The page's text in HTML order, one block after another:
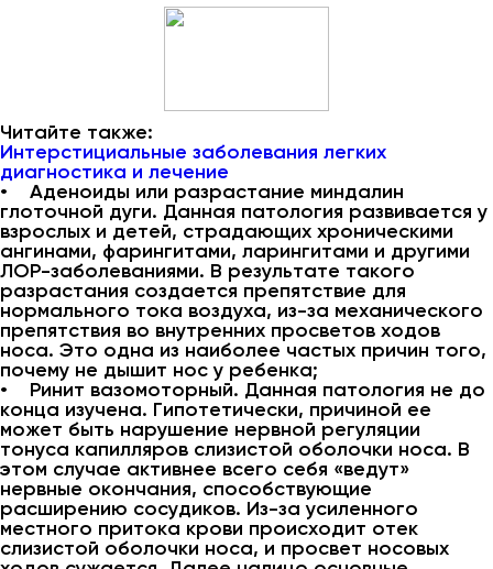
Читайте также:
Интерстициальные заболевания легких
диагностика и лечение
• Аденоиды или разрастание миндалин
глоточной дуги. Данная патология развивается у
взрослых и детей, страдающих хроническими
ангинами, фарингитами, ларингитами и другими
ЛОР-заболеваниями. В результате такого
разрастания создается препятствие для
нормального тока воздуха, из-за механического
препятствия во внутренних просветов ходов
носа. Это одна из наиболее частых причин того,
почему не дышит нос у ребенка;
• Ринит вазомоторный. Данная патология не до
конца изучена. Гипотетически, причиной ее
может быть нарушение нервной регуляции
тонуса капилляров слизистой оболочки носа. В
этом случае активнее всего себя «ведут»
нервные окончания, способствующие
расширению сосудиков. Из-за усиленного
местного притока крови происходит отек
слизистой оболочки носа, и просвет носовых